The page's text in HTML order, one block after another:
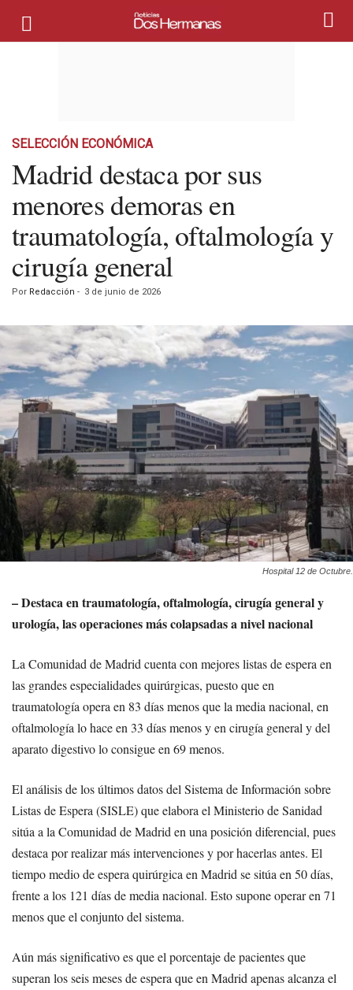
SELECCIÓN ECONÓMICA
Madrid destaca por sus
menores demoras en
traumatología, oftalmología y
cirugía general
Por Redacción - 3 de junio de 2026
Hospital 12 de Octubre.
– Destaca en traumatología, oftalmología, cirugía general y
urología, las operaciones más colapsadas a nivel nacional
La Comunidad de Madrid cuenta con mejores listas de espera en
las grandes especialidades quirúrgicas, puesto que en
traumatología opera en 83 días menos que la media nacional, en
oftalmología lo hace en 33 días menos y en cirugía general y del
aparato digestivo lo consigue en 69 menos.
El análisis de los últimos datos del Sistema de Información sobre
Listas de Espera (SISLE) que elabora el Ministerio de Sanidad
sitúa a la Comunidad de Madrid en una posición diferencial, pues
destaca por realizar más intervenciones y por hacerlas antes. El
tiempo medio de espera quirúrgica en Madrid se sitúa en 50 días,
frente a los 121 días de media nacional. Esto supone operar en 71
menos que el conjunto del sistema.
Aún más significativo es que el porcentaje de pacientes que
superan los seis meses de espera que en Madrid apenas alcanza el